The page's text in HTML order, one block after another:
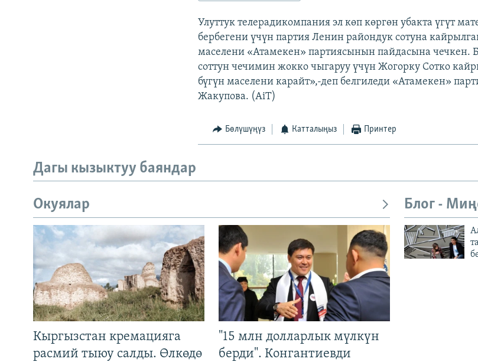
Улуттук телерадикомпания эл көп көргөн убакта үгүт
бербегени үчүн партия Ленин райондук сотуна
маселени «Атамекен» партиясынын пайдасына чечкен.
соттун чечимин жокко чыгаруу үчүн Жогорку Сотко
бүгүн маселени карайт»,-деп белгиледи «Атамекен»
Жакупова. (AiT)
Бөлүшүңүз Катталыңыз Принтер
Дагы кызыктуу баяндар
Окуялар
Кыргызстан кремацияга
расмий тыюу салды. Өлкөдө
"15 млн долларлык мүлкүн
берди". Конгантиевди
Блог -